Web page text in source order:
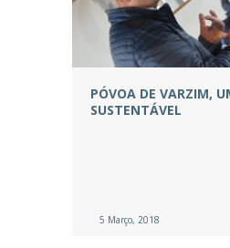
PÓVOA DE VARZIM,
SUSTENTÁVEL
5 Março, 2018